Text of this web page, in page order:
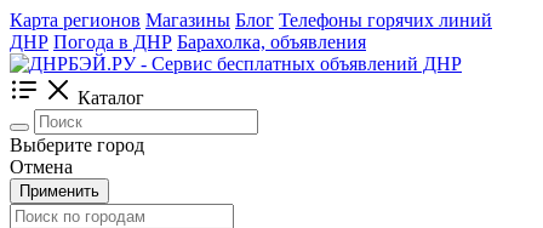
Карта регионов Магазины Блог Телефоны горячих линий
ДНР Погода в ДНР Барахолка, объявления
Каталог
Выберите город
Отмена
Применить